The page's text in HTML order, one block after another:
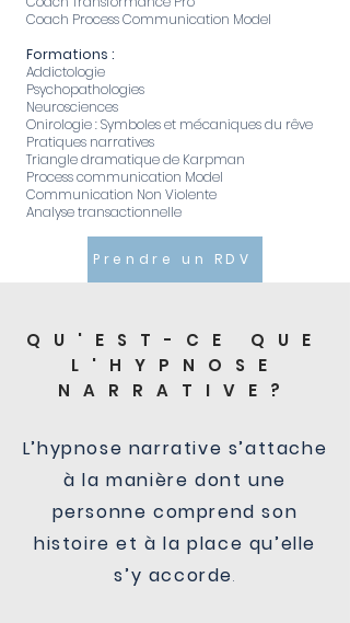
Coach Process Communication Model
Formations :
Addictologie
Psychopathologies
Neurosciences
Onirologie : Symboles et mécaniques du rêve
Pratiques narratives
Triangle dramatique de Karpman
Process communication Model
Communication Non Violente
Analyse transactionnelle
Prendre un RDV
QU'EST-CE QUE
L'HYPNOSE
NARRATIVE?
L’hypnose narrative s’attache
à la manière dont une
personne comprend son
histoire et à la place qu’elle
s’y accorde.